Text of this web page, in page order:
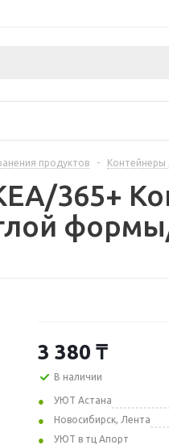
продуктов - Контейнеры
365+
3 380 ₸
В наличии
УЮТ Астана
Новосибирск, Лента
УЮТ в тц Апорт